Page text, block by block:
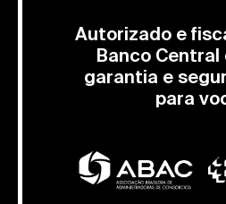
Autorizado e
Banco Central
garantia e
para